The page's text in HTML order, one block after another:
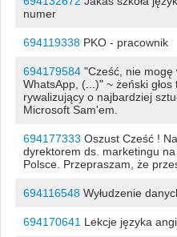
numer
694119338PKO - pracownik
694179584"Cześć, nie mogę
WhatsApp, (...)" ~ żeński
rywalizujący o najbardziej
Microsoft Sam'em.
694177333 Oszust Cześć !
dyrektorem ds. marketingu
Polsce. Przepraszam, że
694116548Wyłudzenie
694170641 Lekcje języka